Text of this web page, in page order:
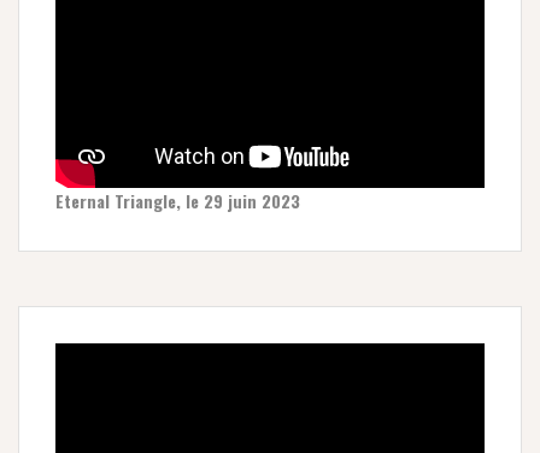
Eternal Triangle, le 29 juin 2023